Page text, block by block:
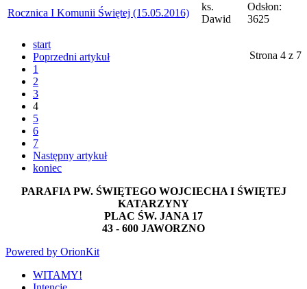
Rocznica I Komunii Świętej (15.05.2016)
ks.
Dawid
Odsłon:
3625
Strona 4 z 7
start
Poprzedni artykuł
1
2
3
4
5
6
7
Następny artykuł
koniec
PARAFIA PW. ŚWIĘTEGO WOJCIECHA I ŚWIĘTEJ
KATARZYNY
PLAC ŚW. JANA 17
43 - 600 JAWORZNO
Powered by OrionKit
WITAMY!